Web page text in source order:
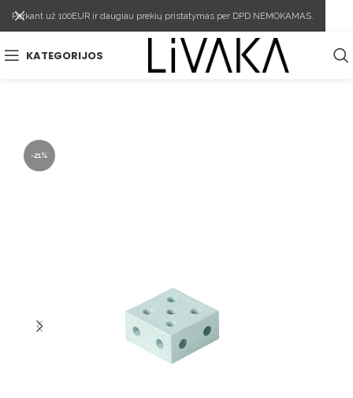
KATEGORIJOS
-21%
Perkant už 100EUR ir daugiau prekių pristatymas per DPD NEMOKAMAS.